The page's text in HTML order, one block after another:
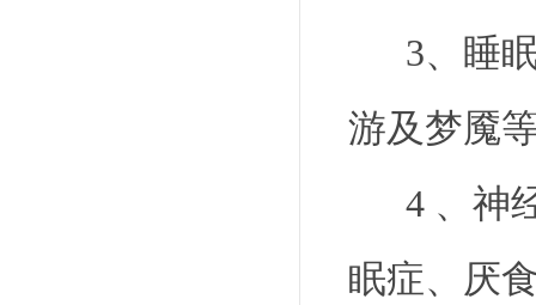
3、 睡
游及梦魇
4 、 神
眠症、厌